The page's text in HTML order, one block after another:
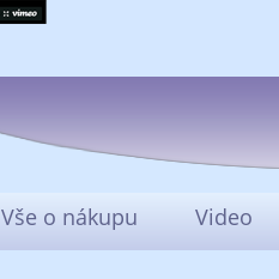
Vše o nákupu Video